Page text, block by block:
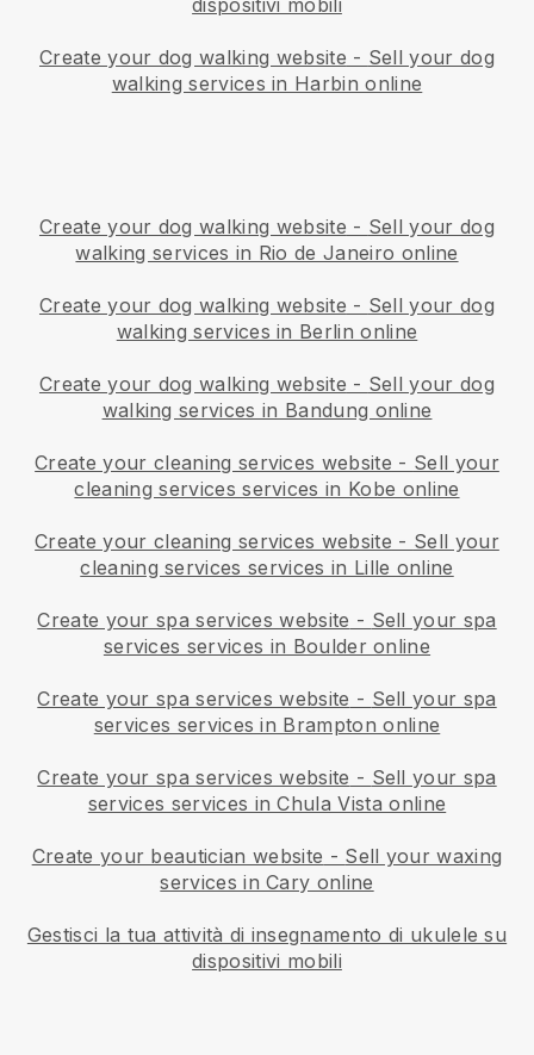
Create your dog walking website - Sell your dog
walking services in Harbin online
Create your dog walking website - Sell your dog
walking services in Rio de Janeiro online
Create your dog walking website - Sell your dog
walking services in Berlin online
Create your dog walking website - Sell your dog
walking services in Bandung online
Create your cleaning services website - Sell your
cleaning services services in Kobe online
Create your cleaning services website - Sell your
cleaning services services in Lille online
Create your spa services website - Sell your spa
services services in Boulder online
Create your spa services website - Sell your spa
services services in Brampton online
Create your spa services website - Sell your spa
services services in Chula Vista online
Create your beautician website - Sell your waxing
services in Cary online
Gestisci la tua attività di insegnamento di ukulele su
dispositivi mobili